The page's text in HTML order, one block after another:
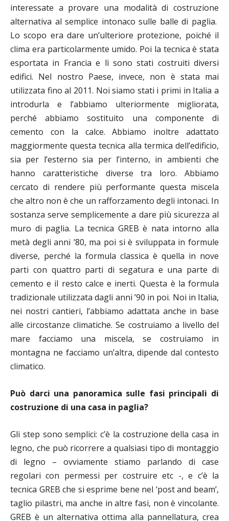
interessate a provare una modalità di costruzione
alternativa al semplice intonaco sulle balle di paglia.
Lo scopo era dare un’ulteriore protezione, poiché il
clima era particolarmente umido. Poi la tecnica è stata
esportata in Francia e lì sono stati costruiti diversi
edifici. Nel nostro Paese, invece, non è stata mai
utilizzata fino al 2011. Noi siamo stati i primi in Italia a
introdurla e l’abbiamo ulteriormente migliorata,
perché abbiamo sostituito una componente di
cemento con la calce. Abbiamo inoltre adattato
maggiormente questa tecnica alla termica dell’edificio,
sia per l’esterno sia per l’interno, in ambienti che
hanno caratteristiche diverse tra loro. Abbiamo
cercato di rendere più performante questa miscela
che altro non è che un rafforzamento degli intonaci. In
sostanza serve semplicemente a dare più sicurezza al
muro di paglia. La tecnica GREB è nata intorno alla
metà degli anni ’80, ma poi si è sviluppata in formule
diverse, perché la formula classica è quella in nove
parti con quattro parti di segatura e una parte di
cemento e il resto calce e inerti. Questa è la formula
tradizionale utilizzata dagli anni ’90 in poi. Noi in Italia,
nei nostri cantieri, l’abbiamo adattata anche in base
alle circostanze climatiche. Se costruiamo a livello del
mare facciamo una miscela, se costruiamo in
montagna ne facciamo un’altra, dipende dal contesto
climatico.
Può darci una panoramica sulle fasi principali di
costruzione di una casa in paglia?
Gli step sono semplici: c’è la costruzione della casa in
legno, che può ricorrere a qualsiasi tipo di montaggio
di legno – ovviamente stiamo parlando di case
regolari con permessi per costruire etc -, e c’è la
tecnica GREB che si esprime bene nel ‘post and beam’,
taglio pilastri, ma anche in altre fasi, non è vincolante.
GREB è un alternativa ottima alla pannellatura, crea